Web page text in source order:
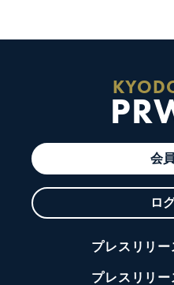
会
ロ
プレスリリ
プレスリリ